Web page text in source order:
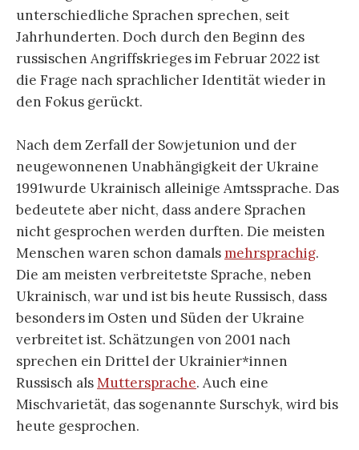
unterschiedliche Sprachen sprechen, seit
Jahrhunderten. Doch durch den Beginn des
russischen Angriffskrieges im Februar 2022 ist
die Frage nach sprachlicher Identität wieder in
den Fokus gerückt.
Nach dem Zerfall der Sowjetunion und der
neugewonnenen Unabhängigkeit der Ukraine
1991wurde Ukrainisch alleinige Amtssprache. Das
bedeutete aber nicht, dass andere Sprachen
nicht gesprochen werden durften. Die meisten
Menschen waren schon damalsmehrsprachig.
Die am meisten verbreitetste Sprache, neben
Ukrainisch, war und ist bis heute Russisch, dass
besonders im Osten und Süden der Ukraine
verbreitet ist. Schätzungen von 2001 nach
sprechen ein Drittel der Ukrainier*innen
Russisch alsMuttersprache. Auch eine
Mischvarietät, das sogenannte Surschyk, wird bis
heute gesprochen.